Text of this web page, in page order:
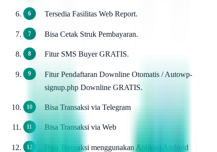
Tersedia Fasilitas Web Report.
Bisa Cetak Struk Pembayaran.
Fitur SMS Buyer GRATIS.
Fitur Pendaftaran Downline Otomatis / Autowp-
signup.php Downline GRATIS.
Bisa Transaksi via Telegram
Bisa Transaksi via Web
Bisa Transaksi menggunakan Aplikasi Android